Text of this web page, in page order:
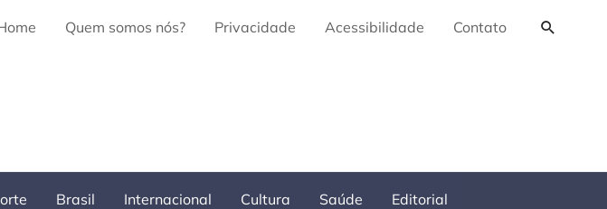
Quem somos nós? Privacidade Acessibilidade Contato
Brasil Internacional Cultura Saúde Editorial